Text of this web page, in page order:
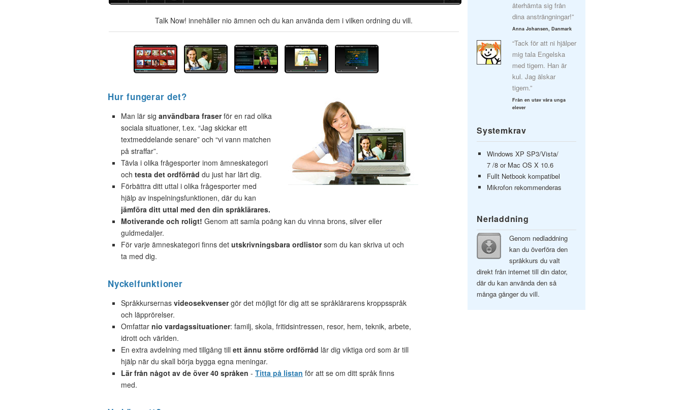
Talk Now! innehåller nio ämnen och du kan använda dem i vilken ordning du vill.
Hur fungerar det?
Man lär sig användbara fraserför en rad olika
sociala situationer, t.ex. “Jag skickar ett
textmeddelande senare” och “vi vann matchen
på straffar”.
Tävla i olika frågesporter inom ämneskategori
och testa det ordförråd du just har lärt dig.
Förbättra ditt uttal i olika frågesporter med
hjälp av inspelningsfunktionen, där du kan
jämföra ditt uttal med den din språklärares.
Motiverande och roligt! Genom att samla poäng kan du vinna brons, silver eller
guldmedaljer.
För varje ämneskategori finns det utskrivningsbara ordlistorsom du kan skriva ut och
ta med dig.
Nyckelfunktioner
Språkkursernas videosekvensergör det möjligt för dig att se språklärarens kroppsspråk
och läpprörelser.
Omfattar nio vardagssituationer: familj, skola, fritidsintressen, resor, hem, teknik, arbete,
idrott och världen.
En extra avdelning med tillgång till ett ännu större ordförråd lär dig viktiga ord som är till
hjälp när du skall börja bygga egna meningar.
Lär från något av de över 40 språken - Titta på listan för att se om ditt språk finns
med.
återhämta sig från
dina ansträngningar!”
Anna Johansen, Danmark
“Tack för att ni hjälper
mig tala Engelska
med tigern. Han är
kul. Jag älskar
tigern.”
Från en utav våra unga
elever
Systemkrav
Windows XP SP3/Vista/
7 /8 or Mac OS X 10.6
Fullt Netbook kompatibel
Mikrofon rekommenderas
Nerladdning
Genom nedladdning
kan du överföra den
språkkurs du valt
direkt från internet till din dator,
där du kan använda den så
många gånger du vill.